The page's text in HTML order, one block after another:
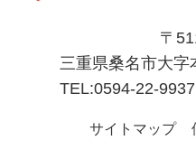
〒
三重県桑名市大字
TEL:0594-22-
サイトマップ